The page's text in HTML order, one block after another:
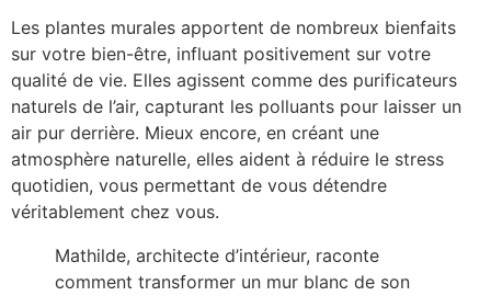
Les plantes murales apportent de nombreux bienfaits
sur votre bien-être, influant positivement sur votre
qualité de vie. Elles agissent comme des purificateurs
naturels de l’air, capturant les polluants pour laisser un
air pur derrière. Mieux encore, en créant une
atmosphère naturelle, elles aident à réduire le stress
quotidien, vous permettant de vous détendre
véritablement chez vous.
Mathilde, architecte d’intérieur, raconte
comment transformer un mur blanc de son